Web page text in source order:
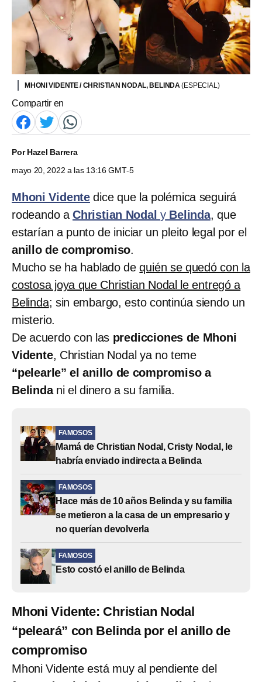
MHONI VIDENTE / CHRISTIAN NODAL, BELINDA(ESPECIAL)
Compartir en
PorHazel Barrera
mayo 20, 2022 a las 13:16 GMT-5
Mhoni Vidente dice que la polémica seguirá
rodeando aChristian NodalyBelinda, que
estarían a punto de iniciar un pleito legal por el
anillo de compromiso.
Mucho se ha hablado dequién se quedó con la
costosa joya que Christian Nodal le entregó a
Belinda; sin embargo, esto continúa siendo un
misterio.
De acuerdo con las predicciones de Mhoni
Vidente, Christian Nodal ya no teme
“pelearle” el anillo de compromiso a
Belindani el dinero a su familia.
FAMOSOS
Mamá de Christian Nodal, Cristy Nodal, le
habría enviado indirecta a Belinda
FAMOSOS
Hace más de 10 años Belinda y su familia
se metieron a la casa de un empresario y
no querían devolverla
FAMOSOS
Esto costó el anillo de Belinda
Mhoni Vidente: Christian Nodal
“peleará” con Belinda por el anillo de
compromiso
Mhoni Vidente está muy al pendiente del